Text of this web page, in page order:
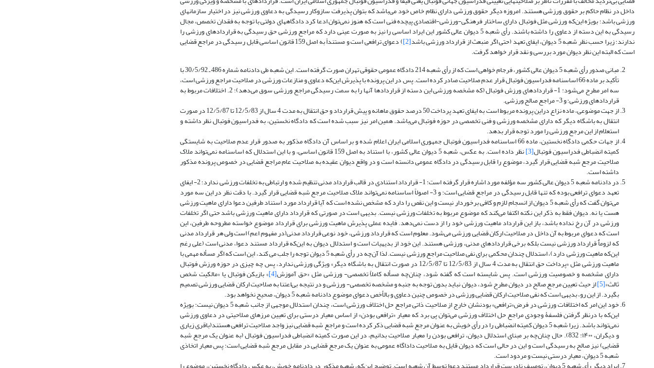
داخل در نظام حاکم بر حقوق ورزشی هستند. امروزه دیگر حقوق ورزشی دارای نظام خاص خود می‌باشد که بتوان پذیرفت سازوکار رسیدگی به دعاوی ورزشی نیز در اختیار سازمانهای
ورزشی باشد؛ بویژه این‌که ورزشی مثل فوتبال دارای ساختار فرهنگی-ورزشی-اقتصادی پیچده فنی است که هنوز نمی‌توان ادعا کرد دادگاههای دولتی با توجه به فقدان تخصص، مجال
رسیدگی به این دسته از دعاوی را داشته باشند. رأی شعبه 5 دیوان عالی کشور این ایراد اساسی را نیز به صورت عینی دارد که مراجع ورزشی حق رسیدگی به قراردادهای ورزشی را
ندارند؛ زیرا حسب نظر شعبه 5 دیوان، ایفای تعهد (حتی اگر منبعث از قرارداد ورزشی باشد [2] ) دعوای ترافعی است و مستنداً به اصل 159 قانون اساسی قابل رسیدگی در مراجع قضایی
است که البته این نظر دیوان مورد بررسی و نقد قرار خواهد گرفت.
مبانی صدور رأی شعبه 5 دیوان عالی کشور، فرجام خواهی است که از رأی شعبه 214 دادگاه عمومی حقوقی تهران صورت گرفته است. این شعبه طی دادنامه شماره 486 ـ 30/5/92 با
تأکید بر ماده 66 اساسنامه فدراسیون فوتبال قرار عدم صلاحیت صادر کرده است. پس در این پرونده با پذیرش این‌که دعاوی و منازعات ورزشی در صلاحیت مراجع ورزشی است،
سه امر مطرح می‌شود: 1- قراردادهای ورزش فوتبال (که مشخصه ورزشی این دسته از قراردادها آنها را به سمت رسیدگی مراجع ورزشی سوق می‌دهد)؛ 2. اختلافات مربوط به
قراردادهای ورزشی؛ و 3- مراجع صالح ورزشی.
از جهت موضوعی، ماده نزاع دراین پرونده مربوط است به ایفای تعهد پرداخت 50 درصد حقوق ماهانه و پیش قرارداد و حق انتقال به مدت 4 سال از 12/5/83 تا 12/5/87 در صورت
انتقال به باشگاه دیگر که دارای مشخصه ورزشی و فنی تخصصی در حوزه فوتبال می‌باشد. همین امر نیز سبب شده است که دادگاه نخستین، به فدراسیون فوتبال نظر داشته و
استعلام از این مرجع ورزشی را مورد توجه قرار بدهد.
از جهات حکمی دادگاه نخستین، ماده 66 اساسنامه فدراسیون فوتبال جمهوری اسلامی ایران اعلام شده و بر اساس آن دادگاه مذکور به صدور قرار عدم صلاحیت به شایستگی
کمیته انضباطی فدراسیون فوتبال[3] نظر داده است. به عکس، شعبه 5 دیوان عالی کشور، با استناد به اصل 159 قانون اساسی، و با این استدلال که اساسنامه نمی‌تواند ملاک
صلاحیت مرجع شبه قضایی قرار گیرد، موضوع را قابل رسیدگی در دادگاه عمومی دانسته است و در واقع دیوان عقیده به صلاحیت عام مراجع قضایی در خصوص پرونده مذکور
داشته است.
در دادنامه شعبه 5 دیوان عالی کشور سه مؤلفه مورد اشاره قرار گرفته است: 1- قرارداد استنادی در قالب قرارداد مدنی تنظیم شده و ارتباطی به تخلفات ورزشی ندارد؛ 2- ایفای
تعهد دعوای ترافعی بوده که تنها قابل رسیدگی در مراجع قضایی است؛ و 3- اصولاً اساسنامه نمی‌تواند ملاک صلاحیت مرجع شبه قضایی قرار گیرد. با دقت نظر در این سه مورد
می‌توان گفت که رأی شعبه 5 دیوان از انسجام لازم و کافی برخوردار نیست و این نقص را دارد که مشخص نشده است که آیا قرارداد مورد استناد طرفین دعوا دارای ماهیت ورزشی
هست یا نه. دیوان فقط به ذکر این نکته اکتفا می‌کند که موضوع مربوط به تخلفات ورزشی نیست. بدیهی است در صورتی که قرارداد دارای ماهیت ورزشی باشد حتی اگر تخلفات
ورزشی در آن رخ نداده باشد، باز این قرارداد ماهیت ورزشی خود را از دست نمی‌دهد. فایده عملی پذیرش ماهیت ورزشی برای قرارداد موضوع خواسته مطروحه طرفین، این
است که دعوای مربوط به آن داخل در صلاحیت ارکان قضایی ورزشی می‌شود. معلوم است که قرارداد ورزشی، خود نوعی قرارداد مدنی(در مفهوم اعم) است ولی هر قرارداد مدنی
که لزوماٌ قرارداد ورزشی نیست بلکه برخی قراردادهای مدنی، ورزشی هستند. این خود از بدیهیات است و استدلال دیوان به این‌که قرارداد مستند دعوا، مدنی است (علی رغم
این‌که ماهیت ورزشی دارد)، استدلال چندان محکمی برای نفی صلاحیت مراجع ورزشی نیست. لذا آن‌چه در رأی شعبه 5 دیوان توجه را جلب می کند، این است که اگر مسأله مهمی با
ماهیت ورزشی مثل «پرداخت حق انتقال به مدت 4 سال از 12/5/83 تا 12/5/87 در صورت انتقال به باشگاه دیگر» ویژگی ورزشی ندارد، پس چه چیزی در حوزه ورزش فوتبال
دارای مشخصه و خصوصیت ورزشی است. پس شایسته است که گفته شود، چنان‌چه مسأله کاملاً تخصصی- ورزشی مثل «حق آموزش[4] » بازیکن فوتبال یا «مالکیت شخص
ثالث»[5] از حیث تعیین مرجع صالح در دیوان مطرح شود، دیوان نباید بدون توجه به جنبه و مشخصه تخصصی- ورزشی و در نتیجه بی‌اعتنا به صلاحیت ارکان قضایی ورزشی تصمیم
بگیرد. از این رو، بدیهی است که نفی صلاحیت ارکان قضایی ورزشی در خصوص چنین دعاوی و بالأخص دعوای موضوع دادنامه شعبه 5 دیوان، صحیح نخواهد بود.
خود این امر که اختلافات ورزشی در فرض«ترافعی» بودنشان خارج از صلاحیت ذاتی مراجع حل اختلاف ورزشی است، چندان استدلال موجهی از جانب شعبه 5 دیوان نیست؛ بویژه
این‌که با درنظر گرفتن فلسفۀ وجودی مراجع حل اختلاف ورزشی می‌توان پی برد که معیار «ترافعی بودن» از اساس معیار درستی برای تعیین مرزهای صلاحیتی در دعاوی ورزشی
نمی‌تواند باشد. زیرا شعبه 5 دیوان کمیته انضباطی را در رأی خویش به عنوان مرجع شبه قضایی ذکر کرده است و مراجع شبه قضایی نیز واجد صلاحیت ترافعی هستند(باقری زیاری
و دیگران، ۱۴۰۰: 832). حال چنان‌چه بر مبنای استدلال دیوان، ترافعی بودن را معیار صلاحیت بدانیم، در این صورت کمیته انضباطی فدراسیون فوتبال (به عنوان یک مرجع شبه
قضایی) نیز صالح به رسیدگی است و این در حالی است که دیوان قایل به صلاحیت داداگاه عمومی به عنوان یک مرجع قضاییدر مقابل مرجع شبه قضایی است؛ پس معیار اتخاذی
شعبه 5 دیوان، معیار درستی نیست و مردود است.